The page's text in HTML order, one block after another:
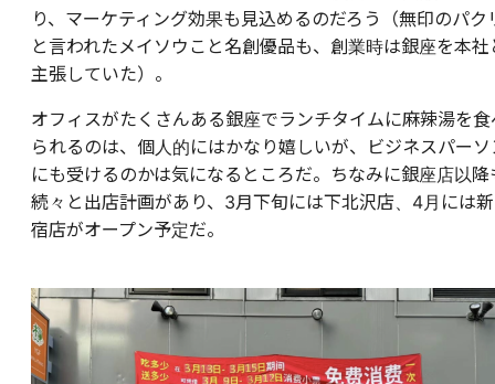
り、マーケティング効果も見込めるのだろう（無印のパク
と言われたメイソウこと名創優品も、創業時は銀座を本社
主張していた）。
オフィスがたくさんある銀座でランチタイムに麻辣湯を食
られるのは、個人的にはかなり嬉しいが、ビジネスパーソ
にも受けるのかは気になるところだ。ちなみに銀座店以降
続々と出店計画があり、3月下旬には下北沢店、4月には新
宿店がオープン予定だ。